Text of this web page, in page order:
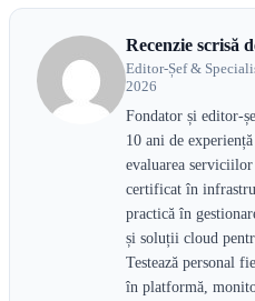
Recenzie scrisă
Editor-Șef &
2026
Fondator și editor-
10 ani de
evaluarea
certificat în
practică în
și soluții cloud
Testează personal
în platformă,